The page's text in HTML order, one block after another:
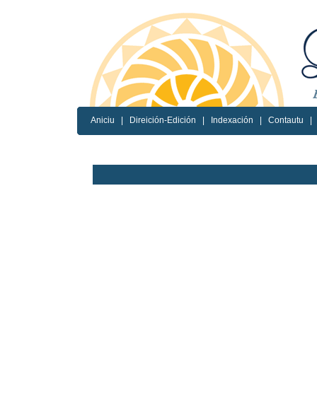
Aniciu Direición-Edición Indexación Contautu